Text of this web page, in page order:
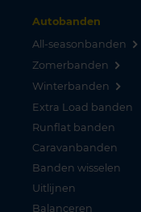
Autobanden
All-seasonbanden
Zomerbanden
Winterbanden
Extra Load banden
Runflat banden
Caravanbanden
Banden wisselen
Uitlijnen
Balanceren